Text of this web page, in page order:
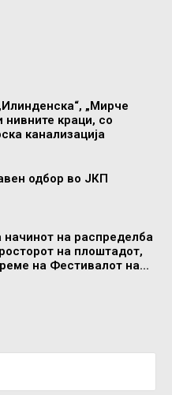
„Мирче
нивните краци, со
канализација
одбор во ЈКП
на распределба
на плоштадот,
на Фестивалот на...